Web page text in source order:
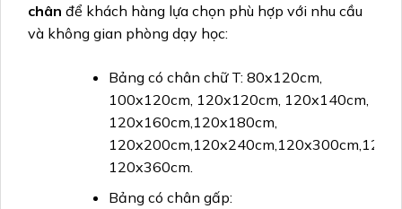
chân để khách hàng lựa chọn phù hợp với nhu cầu
và không gian phòng dạy học:
Bảng có chân chữ T: 80x120cm,
100x120cm, 120x120cm, 120x140cm,
120x160cm,120x180cm,
120x360cm.
Bảng có chân gấp: